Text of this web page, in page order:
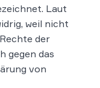
Laut
weil nicht
der
gegen das
von